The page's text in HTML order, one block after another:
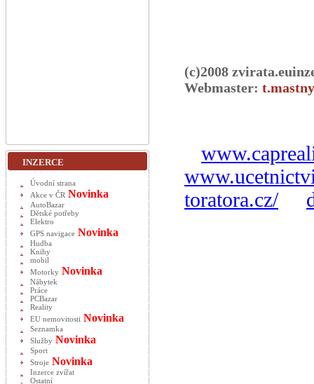
(c)2008
Webmaster:
toratora.cz/
INZERCE
Úvodní strana
Akce v ČR Novinka
AutoBazar
Dětské potřeby
Elektro
GPS navigace Novinka
Hudba
Knihy
mobil
Motorky Novinka
Nábytek
Práce
PCBazar
Reality
EU nemovitosti Novinka
Seznamka
Služby Novinka
Sport
Stroje Novinka
Inzerce zvířat
Ostatní